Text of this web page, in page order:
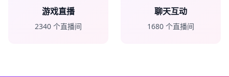
游戏直播
2340 个直播间
聊天互动
1680 个直播间